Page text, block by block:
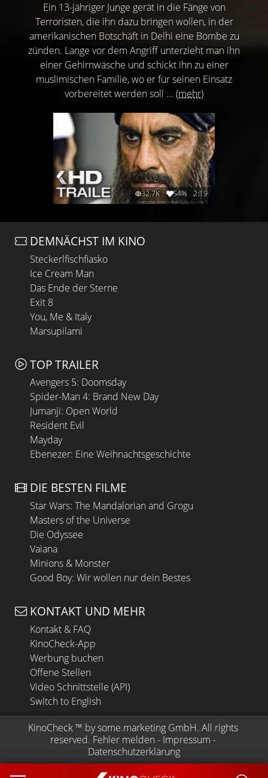
Ein 13-jähriger Junge gerät in die Fänge von
Terroristen, die ihn dazu bringen wollen, in der
amerikanischen Botschaft in Delhi eine Bombe zu
zünden. Lange vor dem Angriff unterzieht man ihn
einer Gehirnwäsche und schickt ihn zu einer
muslimischen Familie, wo er für seinen Einsatz
vorbereitet werden soll ... (mehr)
32.7K 54% 2:19
DEMNÄCHST IM KINO
Steckerlfischfiasko
Ice Cream Man
Das Ende der Sterne
Exit 8
You, Me & Italy
Marsupilami
TOP TRAILER
Avengers 5: Doomsday
Spider-Man 4: Brand New Day
Jumanji: Open World
Resident Evil
Mayday
Ebenezer: Eine Weihnachtsgeschichte
DIE BESTEN FILME
Star Wars: The Mandalorian and Grogu
Masters of the Universe
Die Odyssee
Vaiana
Minions & Monster
Good Boy: Wir wollen nur dein Bestes
KONTAKT UND MEHR
Kontakt & FAQ
KinoCheck-App
Werbung buchen
Offene Stellen
Video Schnittstelle (API)
Switch to English
KinoCheck ™ by some.marketing GmbH. All rights
reserved. Fehler melden - Impressum -
Datenschutzerklärung